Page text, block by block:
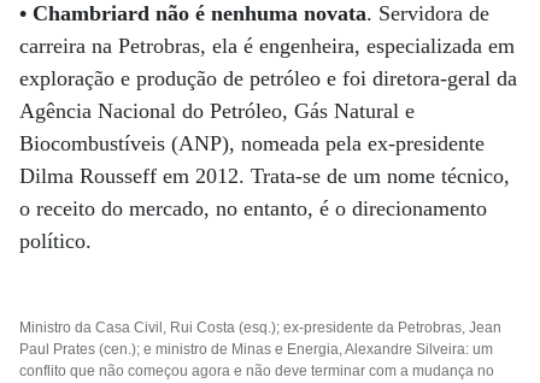
• Chambriard não é nenhuma novata. Servidora de
carreira na Petrobras, ela é engenheira, especializada em
exploração e produção de petróleo e foi diretora-geral da
Agência Nacional do Petróleo, Gás Natural e
Biocombustíveis (ANP), nomeada pela ex-presidente
Dilma Rousseff em 2012. Trata-se de um nome técnico,
o receito do mercado, no entanto, é o direcionamento
político.
Ministro da Casa Civil, Rui Costa (esq.); ex-presidente da Petrobras, Jean
Paul Prates (cen.); e ministro de Minas e Energia, Alexandre Silveira: um
conflito que não começou agora e não deve terminar com a mudança no